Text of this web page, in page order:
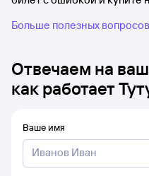
Больше полезных
Отвечаем на
как работает
Ваше имя